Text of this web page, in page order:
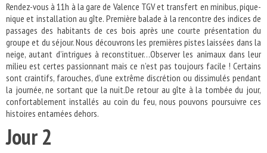
Rendez-vous à 11h à la gare de Valence TGV et transfert en minibus, pique-
nique et installation au gîte. Première balade à la rencontre des indices de
passages des habitants de ces bois après une courte présentation du
groupe et du séjour. Nous découvrons les premières pistes laissées dans la
neige, autant d’intrigues à reconstituer…Observer les animaux dans leur
milieu est certes passionnant mais ce n’est pas toujours facile ! Certains
sont craintifs, farouches, d’une extrême discrétion ou dissimulés pendant
la journée, ne sortant que la nuit.De retour au gîte à la tombée du jour,
confortablement installés au coin du feu, nous pouvons poursuivre ces
histoires entamées dehors.
Jour 2